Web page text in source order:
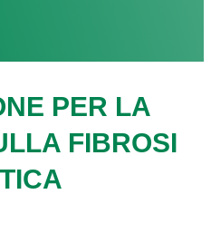
PER LA
FIBROSI